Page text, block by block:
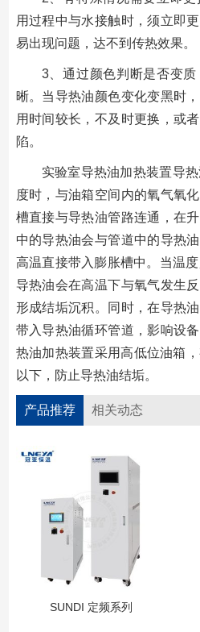
用过程中与水接触时，须立即
易出现问题，达不到传热效果。
3、通过颜色判断是否变
晰。当导热油颜色变化变黑时
用时间较长，不及时更换，或
陷。
实验室导热油加热装置导
度时，与油箱空间内的氧气氧
槽直接与导热油管路连通，在
中的导热油会与管道中的导热
高温直接带入膨胀槽中。当温
导热油会在高温下与氧气发生
形成结垢沉积。同时，在导热
带入导热油循环管道，影响设
热油加热装置采用高低位油箱
以下，防止导热油结垢。
产品推荐 相关动态
SUNDI 定频系列